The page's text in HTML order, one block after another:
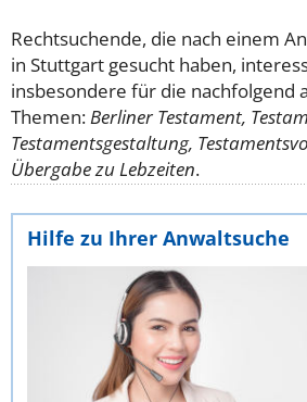
Rechtsuchende, die nach einem
in Stuttgart gesucht haben,
insbesondere für die nachfolgend
Themen:Berliner Testament,
Testamentsgestaltung,
Übergabe zu Lebzeiten.
Hilfe zu Ihrer Anwaltsuche